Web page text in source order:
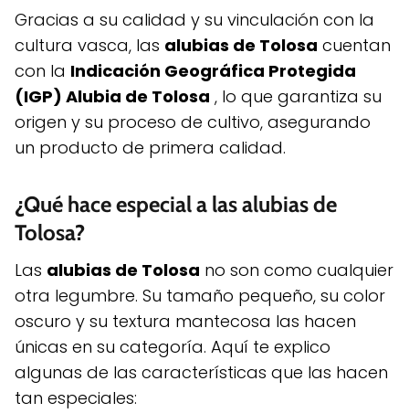
Gracias a su calidad y su vinculación con la
cultura vasca, las alubias de Tolosa cuentan
con la Indicación Geográfica Protegida
(IGP) Alubia de Tolosa , lo que garantiza su
origen y su proceso de cultivo, asegurando
un producto de primera calidad.
¿Qué hace especial a las alubias de
Tolosa?
Las alubias de Tolosa no son como cualquier
otra legumbre. Su tamaño pequeño, su color
oscuro y su textura mantecosa las hacen
únicas en su categoría. Aquí te explico
algunas de las características que las hacen
tan especiales: